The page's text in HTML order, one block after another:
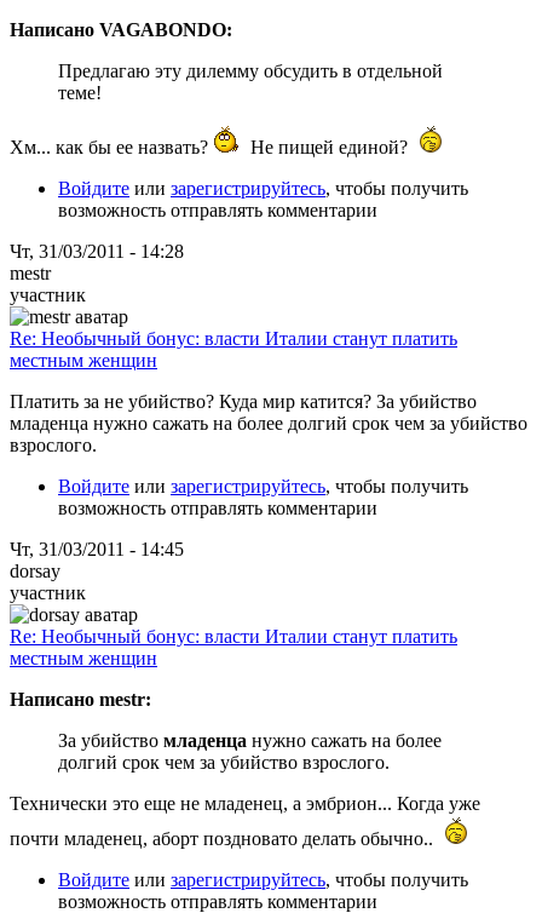
Написано VAGABONDO:
Предлагаю эту дилемму обсудить в отдельной
теме!
Хм... как бы ее назвать?
Не пищей единой?
Войдите или зарегистрируйтесь, чтобы получить
возможность отправлять комментарии
Чт, 31/03/2011 - 14:28
mestr
участник
Re: Необычный бонус: власти Италии станут платить
местным женщин
Платить за не убийство? Куда мир катится? За убийство
младенца нужно сажать на более долгий срок чем за убийство
взрослого.
Войдите или зарегистрируйтесь, чтобы получить
возможность отправлять комментарии
Чт, 31/03/2011 - 14:45
dorsay
участник
Re: Необычный бонус: власти Италии станут платить
местным женщин
Написано mestr:
За убийство младенца нужно сажать на более
долгий срок чем за убийство взрослого.
Технически это еще не младенец, а эмбрион... Когда уже
почти младенец, аборт поздновато делать обычно..
Войдите или зарегистрируйтесь, чтобы получить
возможность отправлять комментарии